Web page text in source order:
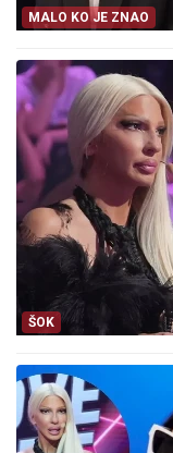
MALO KO JE ZNAO
ŠOK